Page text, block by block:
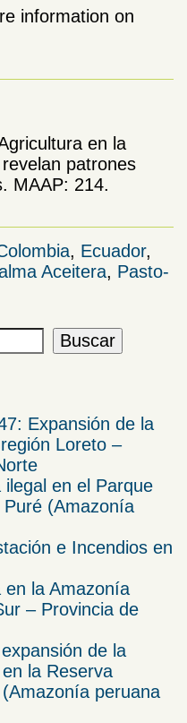
information on
en la
patrones
MAAP: 214.
, Ecuador,
Aceitera, Pasto-
Buscar
Expansión de la
Loreto –
en el Parque
(Amazonía
e Incendios en
la Amazonía
– Provincia de
de la
la Reserva
peruana